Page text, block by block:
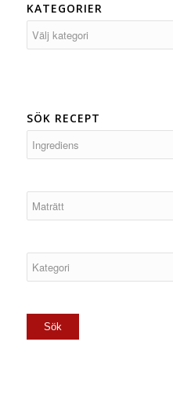
KATEGORIER
SÖK RECEPT